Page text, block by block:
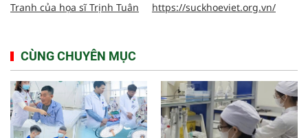
Tranh của họa sĩ Trịnh Tuân
https://suckhoeviet.org.vn/
CÙNG CHUYÊN MỤC